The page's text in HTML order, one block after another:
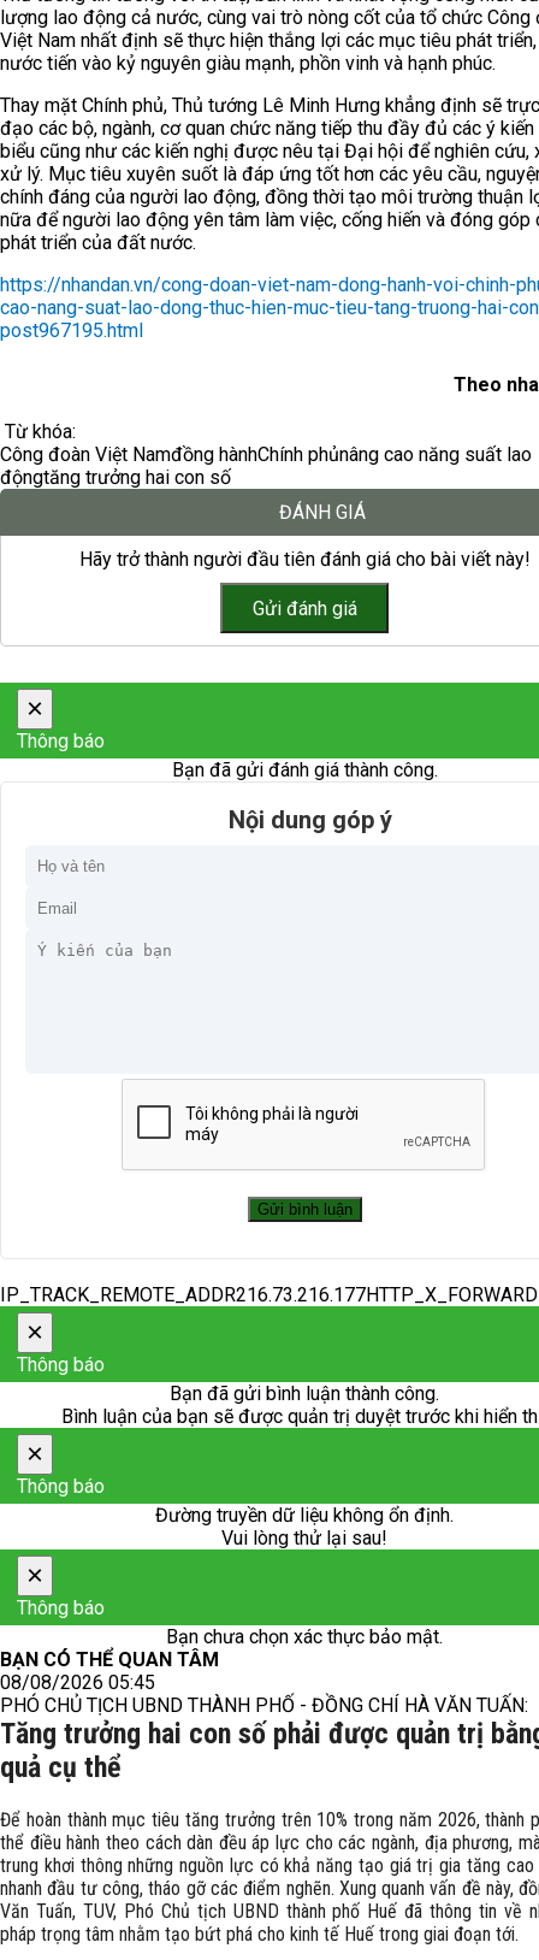
lượng lao động cả nước, cùng vai trò nòng cốt của tổ chức Công
Việt Nam nhất định sẽ thực hiện thắng lợi các mục tiêu phát
nước tiến vào kỷ nguyên giàu mạnh, phồn vinh và hạnh phúc.
Thay mặt Chính phủ, Thủ tướng Lê Minh Hưng khẳng định sẽ
đạo các bộ, ngành, cơ quan chức năng tiếp thu đầy đủ các ý kiến
biểu cũng như các kiến nghị được nêu tại Đại hội để nghiên cứu,
xử lý. Mục tiêu xuyên suốt là đáp ứng tốt hơn các yêu cầu,
chính đáng của người lao động, đồng thời tạo môi trường thuận
nữa để người lao động yên tâm làm việc, cống hiến và đóng góp
phát triển của đất nước.
https://nhandan.vn/cong-doan-viet-nam-dong-hanh-voi-chinh-
cao-nang-suat-lao-dong-thuc-hien-muc-tieu-tang-truong-hai-
post967195.html
Theo
Từ khóa:
Công đoàn Việt Namđồng hànhChính phủnâng cao năng suất lao
độngtăng trưởng hai con số
ĐÁNH GIÁ
Hãy trở thành người đầu tiên đánh giá cho bài viết này!
×
Thông báo
Bạn đã gửi đánh giá thành công.
Nội dung góp ý
×
Thông báo
Bạn đã gửi bình luận thành công.
Bình luận của bạn sẽ được quản trị duyệt trước khi hiển
×
Thông báo
Đường truyền dữ liệu không ổn định.
Vui lòng thử lại sau!
×
Thông báo
Bạn chưa chọn xác thực bảo mật.
BẠN CÓ THỂ QUAN TÂM
08/08/2026 05:45
PHÓ CHỦ TỊCH UBND THÀNH PHỐ - ĐỒNG CHÍ HÀ VĂN TUẤN:
Tăng trưởng hai con số phải được quản trị
quả cụ thể
Để hoàn thành mục tiêu tăng trưởng trên 10% trong năm 2026, thành
thể điều hành theo cách dàn đều áp lực cho các ngành, địa phương,
trung khơi thông những nguồn lực có khả năng tạo giá trị gia tăng cao
nhanh đầu tư công, tháo gỡ các điểm nghẽn. Xung quanh vấn đề này,
Văn Tuấn, TUV, Phó Chủ tịch UBND thành phố Huế đã thông tin về
pháp trọng tâm nhằm tạo bứt phá cho kinh tế Huế trong giai đoạn tới.